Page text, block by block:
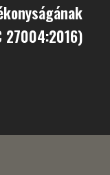
27004:2016)